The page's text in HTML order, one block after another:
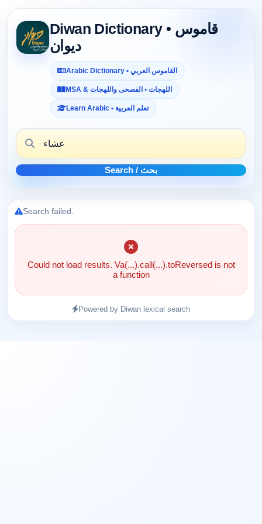
Diwan Dictionary • قاموس
ديوان
Arabic Dictionary • القاموس العربي
MSA & اللهجات • الفصحى واللهجات
Learn Arabic • تعلم العربية
Search / بحث
Search failed.
Could not load results. Va(...).call(...).toReversed is not
a function
Powered by Diwan lexical search